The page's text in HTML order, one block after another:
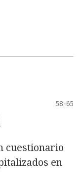
58-65
cuestionario
en